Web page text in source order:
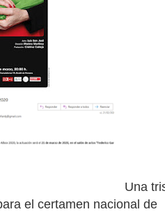
Una
el certamen nacional de